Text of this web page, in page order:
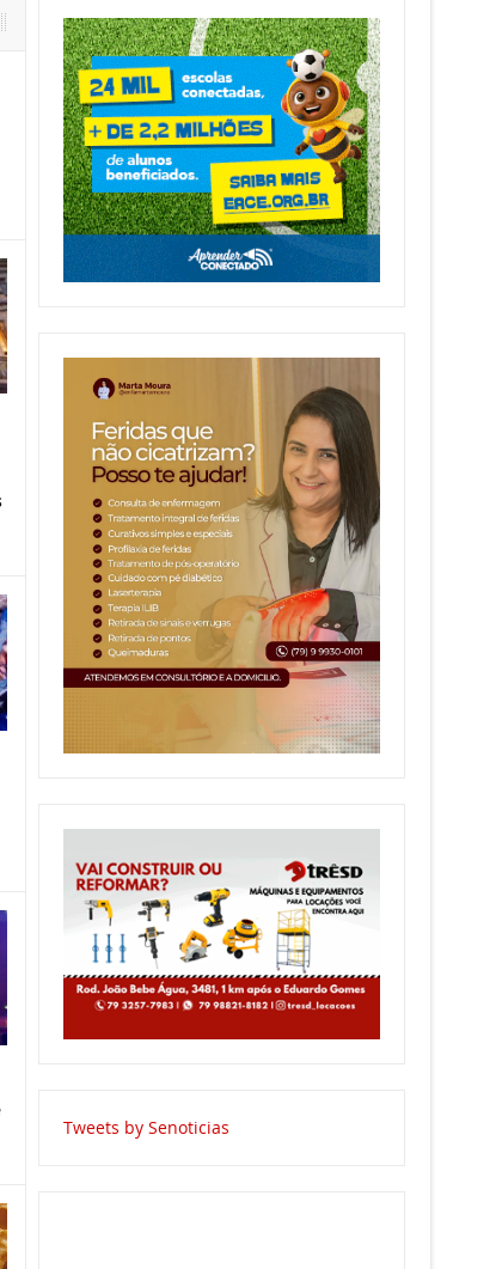
Tweets by Senoticias